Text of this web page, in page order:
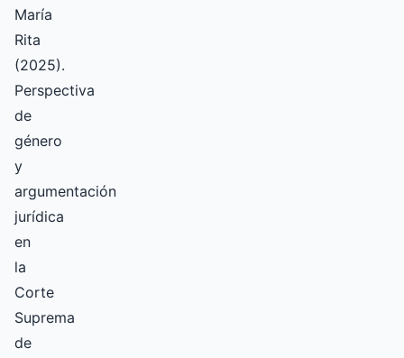
María
Rita
(2025).
Perspectiva
de
género
y
argumentación
jurídica
en
la
Corte
Suprema
de